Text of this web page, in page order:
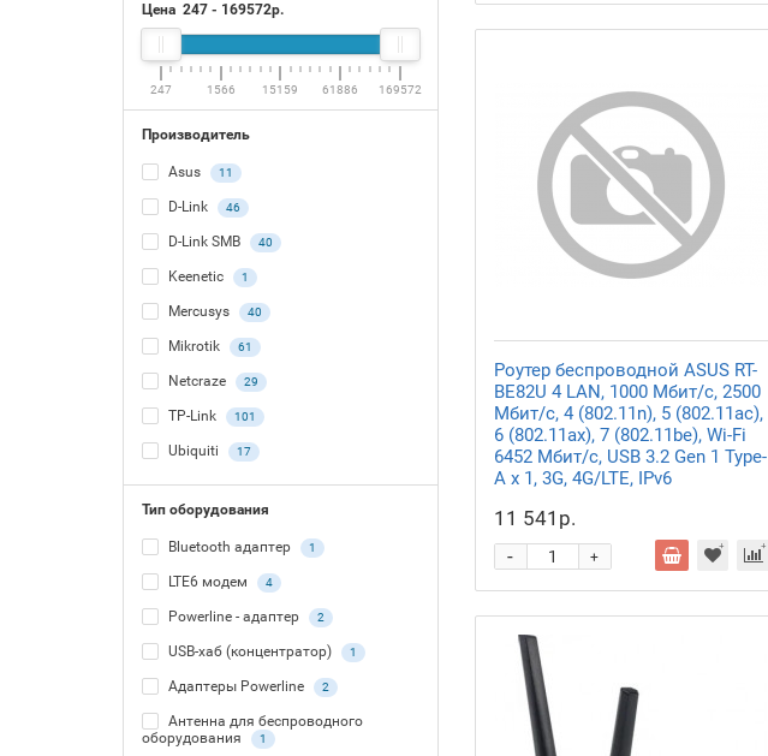
Цена 247 - 169572р.
247 1566 15159 61886 169572
Производитель
Asus 11
D-Link 46
D-Link SMB 40
Keenetic 1
Mercusys 40
Mikrotik 61
Netcraze 29
TP-Link 101
Ubiquiti 17
Тип оборудования
Bluetooth адаптер 1
LTE6 модем 4
Powerline - адаптер 2
USB-хаб (концентратор) 1
Адаптеры Powerline 2
Антенна для беспроводного
оборудования
1
Роутер беспроводной ASUS RT-
BE82U 4 LAN, 1000 Мбит/с, 2500
Мбит/с, 4 (802.11n), 5 (802.11ac),
6 (802.11ax), 7 (802.11be), Wi-Fi
6452 Мбит/с, USB 3.2 Gen 1 Type-
A x 1, 3G, 4G/LTE, IPv6
11 541р.
+
-